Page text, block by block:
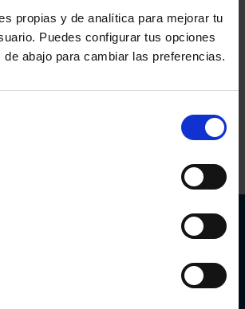
propias y de analítica para mejorar tu
Puedes configurar tus opciones
abajo para cambiar las preferencias.